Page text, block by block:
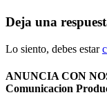
Deja una
Lo siento, debes estar
ANUNCIA CON
Comunicacion